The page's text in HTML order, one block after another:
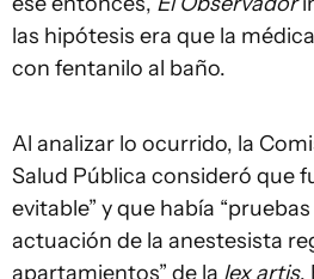
las hipótesis era que la
con fentanilo al baño.
Al analizar lo ocurrido, la
Salud Pública consideró que
evitable” y que había
actuación de la anestesista
apartamientos” de la lex artis.